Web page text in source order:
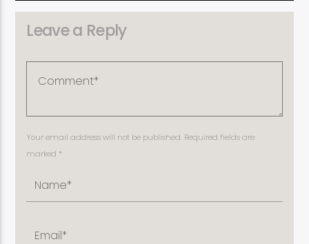
Leave a Reply
Your email address will not be published. Required fields are
marked *